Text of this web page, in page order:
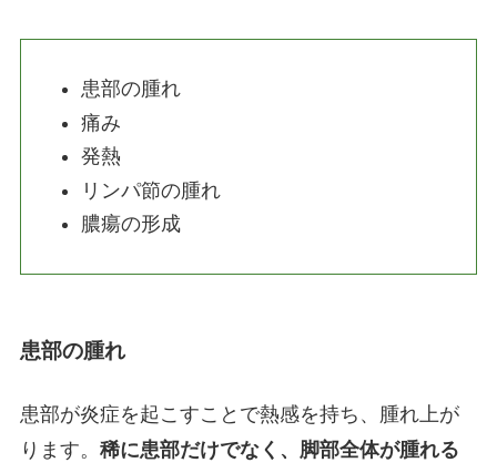
患部の腫れ
痛み
発熱
リンパ節の腫れ
膿瘍の形成
患部の腫れ
患部が炎症を起こすことで熱感を持ち、腫れ上が
ります。 稀に患部だけでなく、脚部全体が腫れる